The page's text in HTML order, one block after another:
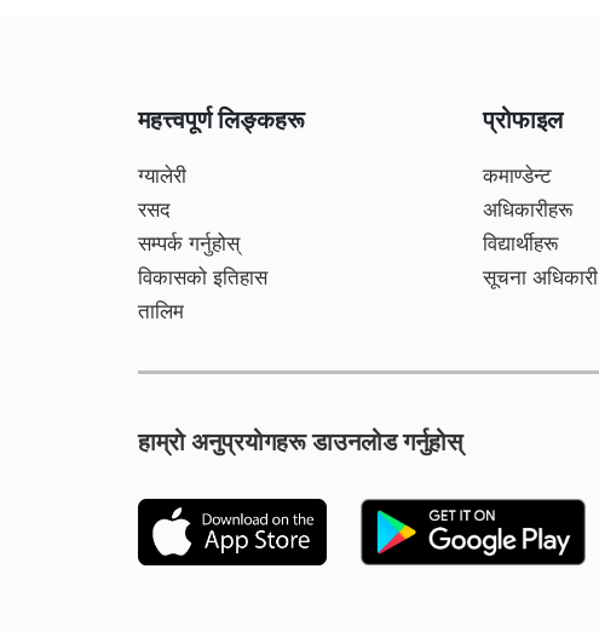
महत्त्वपूर्ण लिङ्कहरू
ग्यालेरी
रसद
सम्पर्क गर्नुहोस्
विकासको इतिहास
तालिम
प्रोफाइल
कमाण्डेन्ट
अधिकारीहरू
विद्यार्थीहरू
सूचना अधिकारी
हाम्रो अनुप्रयोगहरू डाउनलोड गर्नुहोस्